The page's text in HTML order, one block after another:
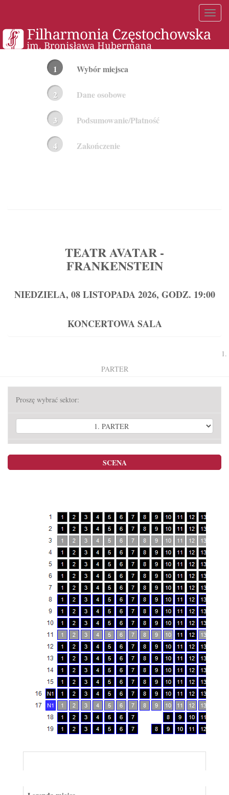
Toggle
Wybór miejsca
Dane osobowe
Podsumowanie/Płatność
Zakończenie
TEATR AVATAR -
FRANKENSTEIN
NIEDZIELA, 08 LISTOPADA 2026, GODZ. 19:00
KONCERTOWA SALA
1.
PARTER
Proszę wybrać sektor:
SCENA